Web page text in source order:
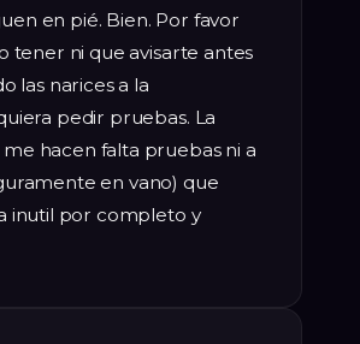
en pié. Bien. Por favor
tener ni que avisarte antes
las narices a la
pedir pruebas. La
hacen falta pruebas ni a
en vano) que
inutil por completo y